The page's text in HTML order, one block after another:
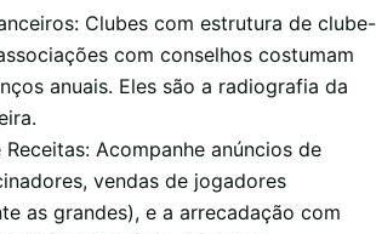
Clubes com estrutura de clube-
com conselhos costumam
anuais. Eles são a radiografia da
Acompanhe anúncios de
vendas de jogadores
as grandes), e a arrecadação com